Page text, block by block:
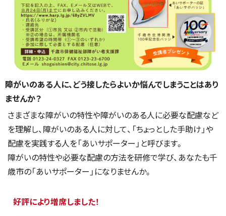
障がいのある人に、どう接したらよいか悩んでしまうことはあり
ませんか？
さまざまな障がいの特性や障がいのある人に必要な配慮など
を理解し、障がいのある人に対して、「ちょっとした手助け」や
配慮を実践する人を「あいサポーター」と呼びます。
障がいの特性や必要な配慮の方法を研修で学び、あなたも千
歳市の「あいサポーター」になりませんか。
好評により増席しました！